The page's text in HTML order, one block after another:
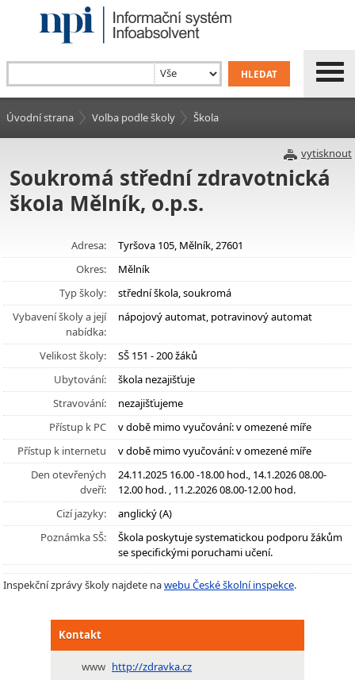
Úvodní strana Volba podle školy Škola
vytisknout
Soukromá střední zdravotnická
škola Mělník, o.p.s.
Adresa:
Tyršova 105, Mělník, 27601
Okres:
Mělník
Typ školy:
střední škola, soukromá
Vybavení školy a její
nabídka:
nápojový automat, potravinový automat
Velikost školy:
SŠ 151 - 200 žáků
Ubytování:
škola nezajišťuje
Stravování:
nezajišťujeme
Přístup k PC
v době mimo vyučování: v omezené míře
Přístup k internetu
v době mimo vyučování: v omezené míře
Den otevřených
dveří:
24.11.2025 16.00 -18.00 hod., 14.1.2026 08.00-
12.00 hod. , 11.2.2026 08.00-12.00 hod.
Cizí jazyky:
anglický (A)
Poznámka SŠ:
Škola poskytuje systematickou podporu žákům
se specifickými poruchami učení.
Inspekční zprávy školy najdete nawebu České školní inspekce.
Kontakt
www http://zdravka.cz